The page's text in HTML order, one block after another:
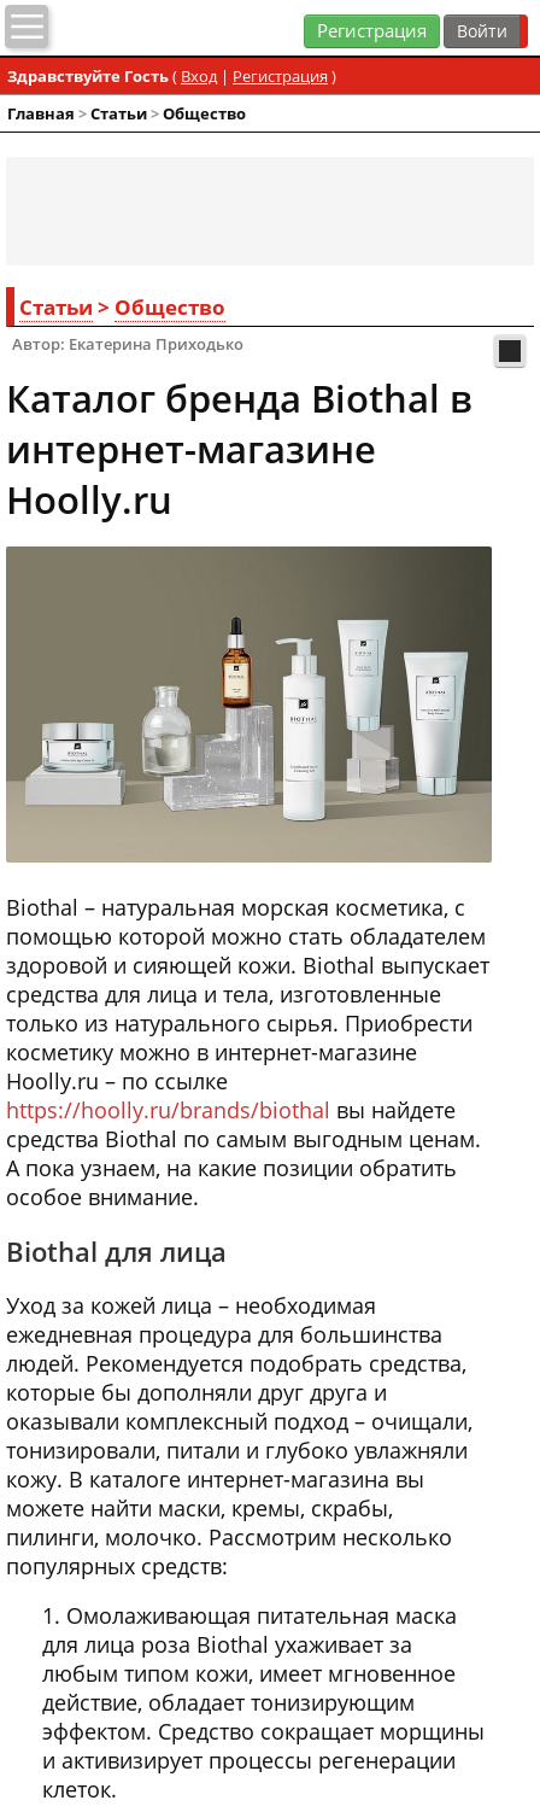
Регистрация
Здравствуйте Гость( Вход| Регистрация )
Главная >Статьи>Общество
Статьи > Общество
Автор: Екатерина Приходько
Каталог бренда Biothal в
интернет-магазине
Hoolly.ru
Biothal – натуральная морская косметика, с
помощью которой можно стать обладателем
здоровой и сияющей кожи. Biothal выпускает
средства для лица и тела, изготовленные
только из натурального сырья. Приобрести
косметику можно в интернет-магазине
Hoolly.ru – по ссылке
https://hoolly.ru/brands/biothal вы найдете
средства Biothal по самым выгодным ценам.
А пока узнаем, на какие позиции обратить
особое внимание.
Biothal для лица
Уход за кожей лица – необходимая
ежедневная процедура для большинства
людей. Рекомендуется подобрать средства,
которые бы дополняли друг друга и
оказывали комплексный подход – очищали,
тонизировали, питали и глубоко увлажняли
кожу. В каталоге интернет-магазина вы
можете найти маски, кремы, скрабы,
пилинги, молочко. Рассмотрим несколько
популярных средств:
Омолаживающая питательная маска
для лица роза Biothal ухаживает за
любым типом кожи, имеет мгновенное
действие, обладает тонизирующим
эффектом. Средство сокращает морщины
и активизирует процессы регенерации
клеток.